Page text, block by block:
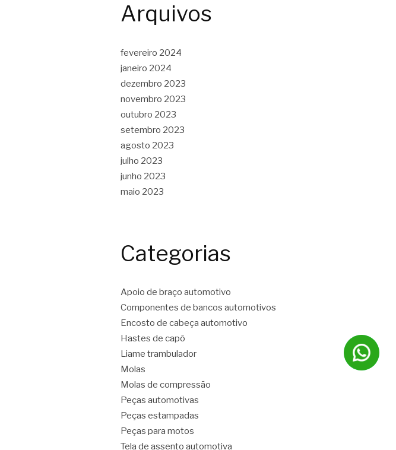
Arquivos
fevereiro 2024
janeiro 2024
dezembro 2023
novembro 2023
outubro 2023
setembro 2023
agosto 2023
julho 2023
junho 2023
maio 2023
Categorias
Apoio de braço automotivo
Componentes de bancos automotivos
Encosto de cabeça automotivo
Hastes de capô
Liame trambulador
Molas
Molas de compressão
Peças automotivas
Peças estampadas
Peças para motos
Tela de assento automotiva